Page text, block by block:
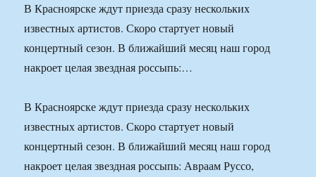
В Красноярске ждут приезда сразу нескольких
известных артистов. Скоро стартует новый
концертный сезон. В ближайший месяц наш город
накроет целая звездная россыпь:…
В Красноярске ждут приезда сразу нескольких
известных артистов. Скоро стартует новый
концертный сезон. В ближайший месяц наш город
накроет целая звездная россыпь: Авраам Руссо,